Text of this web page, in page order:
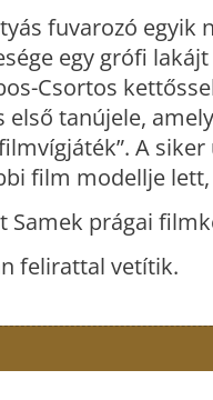
fuvarozó egyik
egy grófi
Csortos
első tanújele,
A
film modellje
Samek prágai
felirattal vetítik.